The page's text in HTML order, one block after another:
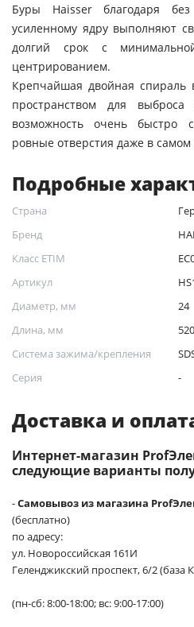
Буры Haisser благодаря
усиленному ядру выполняют
долгий срок с
центрированием.
Крепчайшая двойная спираль
пространством для
возможность очень быстро
ровные отверстия даже в самом
Подробные
Страна
Бренд
Класс ETIM
Артикул
Диаметр, мм
24
Длина, мм
520
Система зажима/крепления
Серия
-
Доставка и
Интернет-магазин
следующие варианты
-Самовывоз из магазина
(бесплатно)
по адресу:
ул. Новороссийская 161И
Геленджикский проспект, 6/2 (база
(пн-сб: 8:00-18:00; вс: 9:00-17:00)